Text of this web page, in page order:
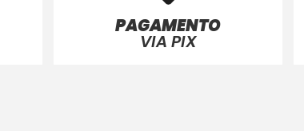
PAGAMENTO
VIA PIX